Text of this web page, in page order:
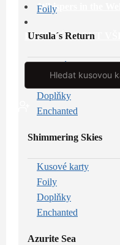
Whispers in the Well
PROHLÉDNOUT VŠE
Search
Foily
Ursula´s Return
Kusové karty
Foily
Doplňky
Enchanted
Shimmering Skies
Kusové karty
Foily
Doplňky
Enchanted
Azurite Sea